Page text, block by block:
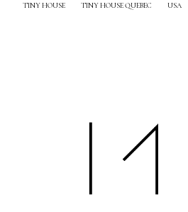
TINY HOUSE TINY HOUSE QUEBEC USA